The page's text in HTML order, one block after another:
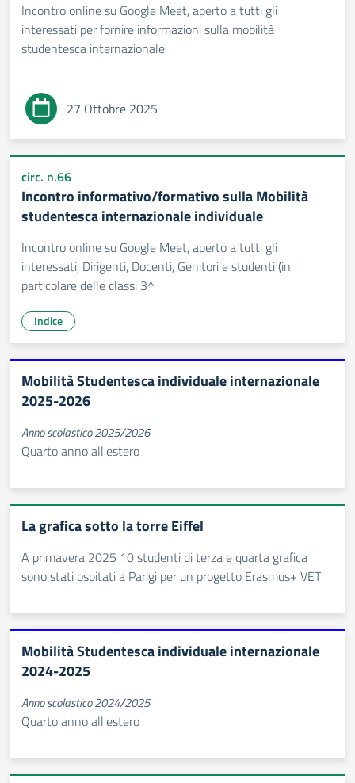
Incontro online su Google Meet, aperto a tutti gli
interessati per fornire informazioni sulla mobilità
studentesca internazionale
27 Ottobre 2025
circ. n.66
Incontro informativo/formativo sulla Mobilità
studentesca internazionale individuale
Incontro online su Google Meet, aperto a tutti gli
interessati, Dirigenti, Docenti, Genitori e studenti (in
particolare delle classi 3^
Indice
Mobilità Studentesca individuale internazionale
2025-2026
Anno scolastico 2025/2026
Quarto anno all'estero
La grafica sotto la torre Eiffel
A primavera 2025 10 studenti di terza e quarta grafica
sono stati ospitati a Parigi per un progetto Erasmus+ VET
Mobilità Studentesca individuale internazionale
2024-2025
Anno scolastico 2024/2025
Quarto anno all'estero